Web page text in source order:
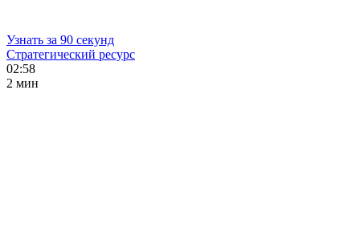
Узнать за 90 секунд
Стратегический ресурс
02:58
2 мин